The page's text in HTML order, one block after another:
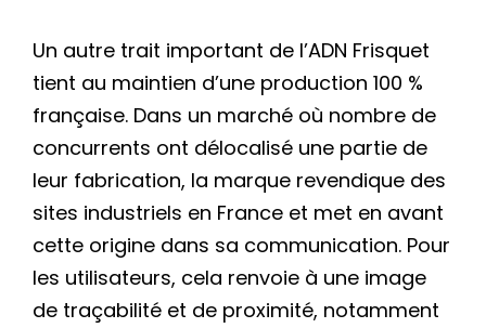
Un autre trait important de l’ADN Frisquet
tient au maintien d’une production 100 %
française. Dans un marché où nombre de
concurrents ont délocalisé une partie de
leur fabrication, la marque revendique des
sites industriels en France et met en avant
cette origine dans sa communication. Pour
les utilisateurs, cela renvoie à une image
de traçabilité et de proximité, notamment